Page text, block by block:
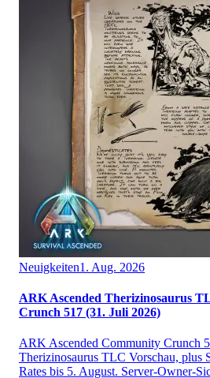
Neuigkeiten1. Aug. 2026
ARK Ascended Therizinosaurus
Crunch 517 (31. Juli 2026)
ARK Ascended Community Crunch
Therizinosaurus TLC Vorschau, plus
Rates bis 5. August. Server-Owner-